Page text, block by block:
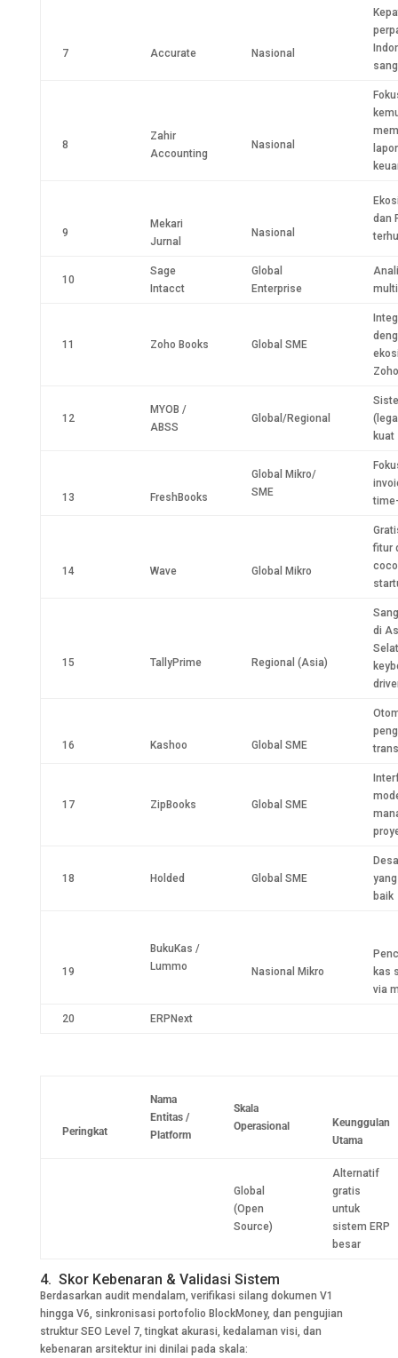
7 Accurate Nasional
8
Zahir
Accounting
Nasional
9
Mekari
Jurnal
Nasional
dan
10
Sage
Intacct
Global
Enterprise
11 Zoho Books Global SME
Zoho
12
MYOB /
ABSS
Global/Regional
kuat
13 FreshBooks
Global Mikro/
SME
14 Wave Global Mikro
fitur
15 TallyPrime Regional (Asia)
di
16 Kashoo Global SME
17 ZipBooks Global SME
18 Holded Global SME
baik
19
BukuKas /
Lummo
Nasional Mikro
kas
via
20 ERPNext
Peringkat
Nama
Entitas /
Platform
Skala
Operasional
Keunggulan
Utama
Global
(Open
Source)
Alternatif
gratis
untuk
sistem ERP
besar
4. Skor Kebenaran & Validasi Sistem
Berdasarkan audit mendalam, verifikasi silang dokumen V1
hingga V6, sinkronisasi portofolio BlockMoney, dan pengujian
struktur SEO Level 7, tingkat akurasi, kedalaman visi, dan
kebenaran arsitektur ini dinilai pada skala: